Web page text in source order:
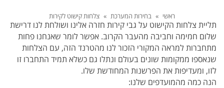
ראשי » בחירות המערכת » צלחות קישוט לקירות
תליית צלחות הקישוט על גבי קירות חזרה אלינו ושולחת לנו דרישת
שלום חמימה וחביבה מהעבר הקרוב. אפשר לומר שאנחנו פחות
מתחברות למראה המקורי הזכור לנו מהטרנד הזה, עם הצלחות
שנאספו ממקומות שונים בעולם ונתלו גם כשלא תמיד התחברו זו
לזו, ומעדיפות את הפרשנות המחודשת שלו.
הנה כמה מהמועדפים שלנו: